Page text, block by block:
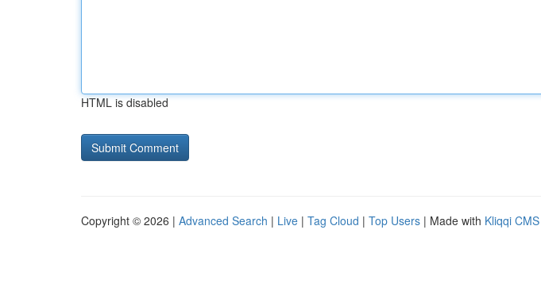
HTML is disabled
Copyright © 2026 | Advanced Search | Live | Tag Cloud | Top Users | Made with Kliqqi CMS